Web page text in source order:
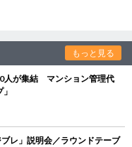
もっと見る
人が集結 マンション管理代
レ」説明会／ラウンドテーブ